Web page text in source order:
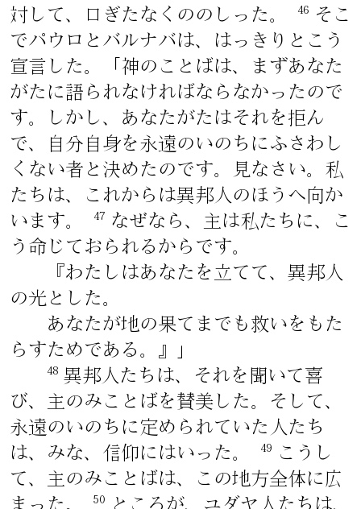
対して、口ぎたなくののしった。
46
そこ
でパウロとバルナバは、はっきりとこう
宣言した。「神のことばは、まずあなた
がたに語られなければならなかったので
す。しかし、あなたがたはそれを拒ん
で、自分自身を永遠のいのちにふさわし
くない者と決めたのです。見なさい。私
たちは、これからは異邦人のほうへ向か
います。
47
なぜなら、主は私たちに、こ
う命じておられるからです。
『わたしはあなたを立てて、異邦人
の光とした。
あなたが地の果てまでも救いをもた
らすためである。』」
48 異邦人たちは、それを聞いて喜
び、主のみことばを賛美した。そして、
永遠のいのちに定められていた人たち
は、みな、信仰にはいった。
49
こうし
て、主のみことばは、この地方全体に広
まった。
50 ところが、ユダヤ人たちは、